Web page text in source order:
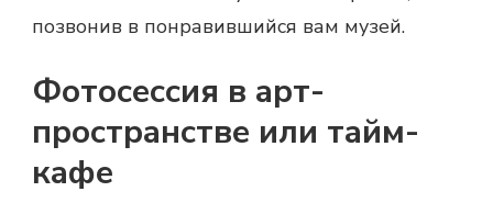
позвонив в понравившийся вам музей.
Фотосессия в арт-
пространстве или тайм-
кафе